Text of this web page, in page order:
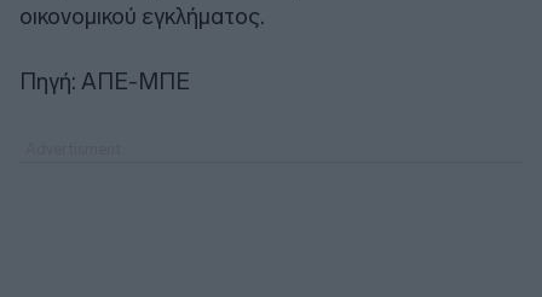
οικονομικού εγκλήματος.
Πηγή: ΑΠΕ-ΜΠΕ